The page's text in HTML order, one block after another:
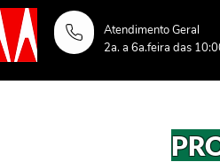
Atendimento Geral
2a. a 6a.feira das